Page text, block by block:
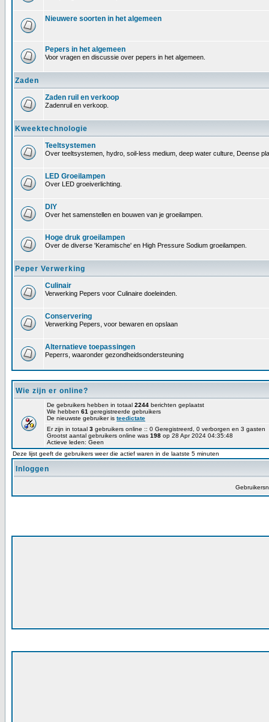
Nieuwere soorten in het algemeen
Pepers in het algemeen
Voor vragen en discussie over pepers in het algemeen.
Zaden
Zaden ruil en verkoop
Zadenruil en verkoop.
Kweektechnologie
Teeltsystemen
Over teeltsystemen, hydro, soil-less medium, deep water culture, Deense
LED Groeilampen
Over LED groeiverlichting.
DIY
Over het samenstellen en bouwen van je groeilampen.
Hoge druk groeilampen
Over de diverse 'Keramische' en High Pressure Sodium groeilampen.
Peper Verwerking
Culinair
Verwerking Pepers voor Culinaire doeleinden.
Conservering
Verwerking Pepers, voor bewaren en opslaan
Alternatieve toepassingen
Peperrs, waaronder gezondheidsondersteuning
Wie zijn er online?
De gebruikers hebben in totaal 2244 berichten geplaatst
We hebben 61 geregistreerde gebruikers
De nieuwste gebruiker is teedictate
Er zijn in totaal 3 gebruikers online :: 0 Geregistreerd, 0 verborgen en 3
Grootst aantal gebruikers online was 198 op 28 Apr 2024 04:35:48
Actieve leden: Geen
Deze lijst geeft de gebruikers weer die actief waren in de laatste 5 minuten
Inloggen